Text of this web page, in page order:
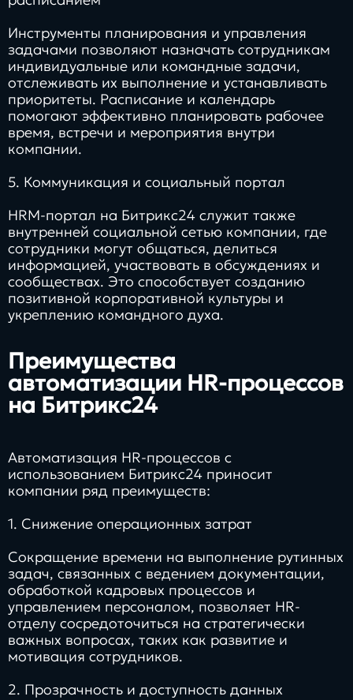
Инструменты планирования и управления
задачами позволяют назначать сотрудникам
индивидуальные или командные задачи,
отслеживать их выполнение и устанавливать
приоритеты. Расписание и календарь
помогают эффективно планировать рабочее
время, встречи и мероприятия внутри
компании.
5. Коммуникация и социальный портал
HRM-портал на Битрикс24 служит также
внутренней социальной сетью компании, где
сотрудники могут общаться, делиться
информацией, участвовать в обсуждениях и
сообществах. Это способствует созданию
позитивной корпоративной культуры и
укреплению командного духа.
Преимущества
автоматизации HR-процессов
на Битрикс24
Автоматизация HR-процессов с
использованием Битрикс24 приносит
компании ряд преимуществ:
1. Снижение операционных затрат
Сокращение времени на выполнение рутинных
задач, связанных с ведением документации,
обработкой кадровых процессов и
управлением персоналом, позволяет HR-
отделу сосредоточиться на стратегически
важных вопросах, таких как развитие и
мотивация сотрудников.
2. Прозрачность и доступность данных